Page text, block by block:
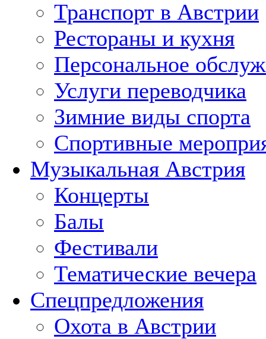
Транспорт в Австрии
Рестораны и кухня
Персональное
Услуги переводчика
Зимние виды спорта
Спортивные
Музыкальная Австрия
Концерты
Балы
Фестивали
Тематические вечера
Спецпредложения
Охота в Австрии